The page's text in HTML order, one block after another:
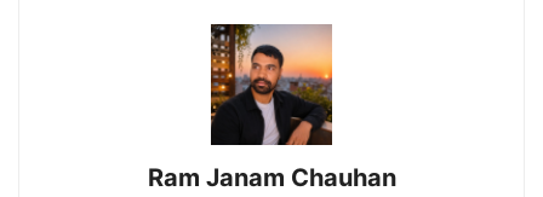
Ram Janam Chauhan